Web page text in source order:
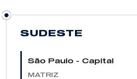
SUDESTE
São Paulo - Capital
MATRIZ